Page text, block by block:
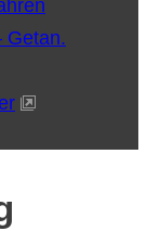
Getan.